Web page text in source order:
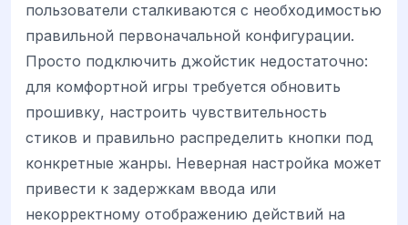
пользователи сталкиваются с необходимостью
правильной первоначальной конфигурации.
Просто подключить джойстик недостаточно:
для комфортной игры требуется обновить
прошивку, настроить чувствительность
стиков и правильно распределить кнопки под
конкретные жанры. Неверная настройка может
привести к задержкам ввода или
некорректному отображению действий на